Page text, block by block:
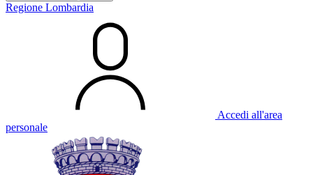
Regione Lombardia
Accedi all'area
personale